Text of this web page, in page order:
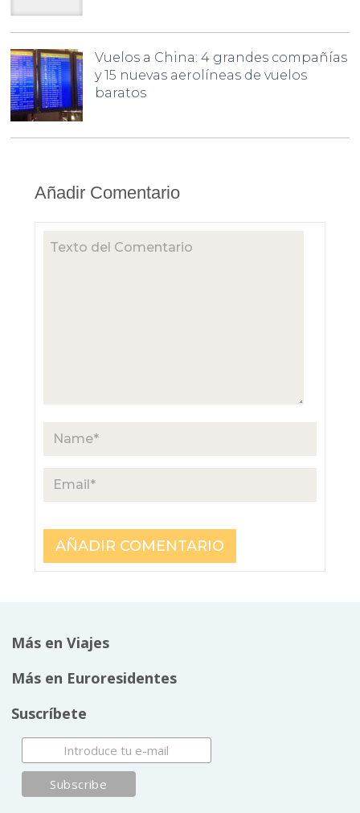
Vuelos a China: 4 grandes compañías
y 15 nuevas aerolíneas de vuelos
baratos
Añadir Comentario
Más en Viajes
Más en Euroresidentes
Suscríbete